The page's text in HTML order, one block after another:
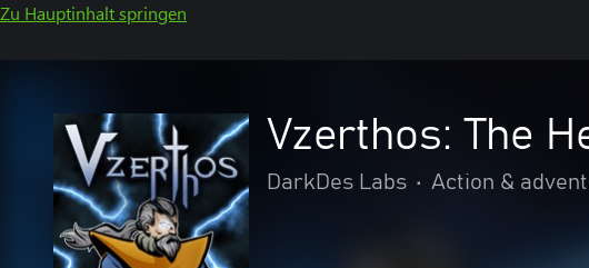
Zu Hauptinhalt springen
Vzerthos: The
DarkDes Labs • Action &